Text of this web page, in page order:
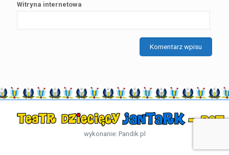
Witryna internetowa
wykonanie: Pandik.pl